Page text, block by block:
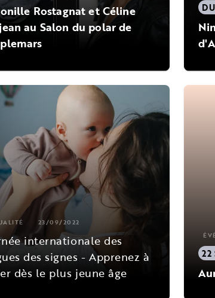
Rostagnat et Céline
au Salon du polar de
23/09/2022
internationale des
des signes - Apprenez à
dès le plus jeune âge
22